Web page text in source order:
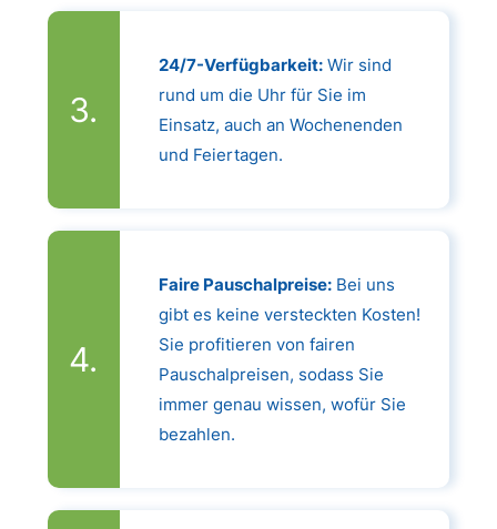
24/7-Verfügbarkeit:Wir sind
rund um die Uhr für Sie im
Einsatz, auch an Wochenenden
und Feiertagen.
Faire Pauschalpreise:Bei uns
gibt es keine versteckten Kosten!
Sie profitieren von fairen
Pauschalpreisen, sodass Sie
immer genau wissen, wofür Sie
bezahlen.